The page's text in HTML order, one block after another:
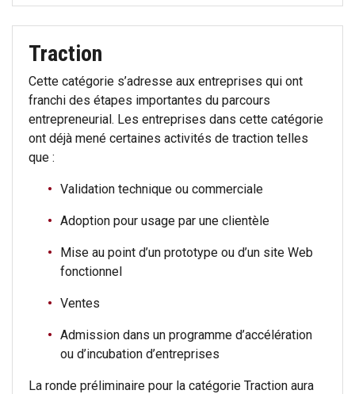
Traction
Cette catégorie s’adresse aux entreprises qui ont
franchi des étapes importantes du parcours
entrepreneurial. Les entreprises dans cette catégorie
ont déjà mené certaines activités de traction telles
que :
Validation technique ou commerciale
Adoption pour usage par une clientèle
Mise au point d’un prototype ou d’un site Web
fonctionnel
Ventes
Admission dans un programme d’accélération
ou d’incubation d’entreprises
La ronde préliminaire pour la catégorie Traction aura